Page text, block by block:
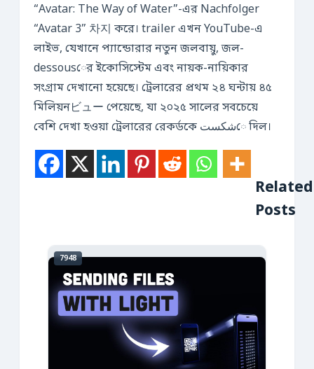
“Avatar: The Way of Water”-এর Nachfolger
“Avatar 3” 차지 করে। trailer এখন YouTube-এ
লাইভ, যেখানে প্যান্ডোরার নতুন জলবায়ু, জল-
dessousের ইকোসিস্টেম এবং নায়ক-নায়িকার
সংগ্রাম দেখানো হয়েছে। ট্রেলারের প্রথম ২৪ ঘন্টায় ৪৫
মিলিয়নビュー পেয়েছে, যা ২০২৫ সালের সবচেয়ে
বেশি দেখা হওয়া ট্রেলারের রেকর্ডকে شکستে দিল।
Related
Posts
7948